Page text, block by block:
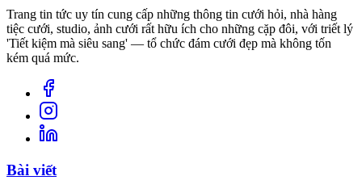
Trang tin tức uy tín cung cấp những thông tin cưới hỏi, nhà hàng
tiệc cưới, studio, ảnh cưới rất hữu ích cho những cặp đôi, với triết lý
'Tiết kiệm mà siêu sang' — tổ chức đám cưới đẹp mà không tốn
kém quá mức.
Bài viết